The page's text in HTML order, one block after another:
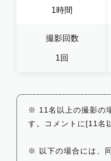
1時間
撮影回数
1回
※ 11名以上の撮影の
す。コメントに[11名
※ 以下の場合には、